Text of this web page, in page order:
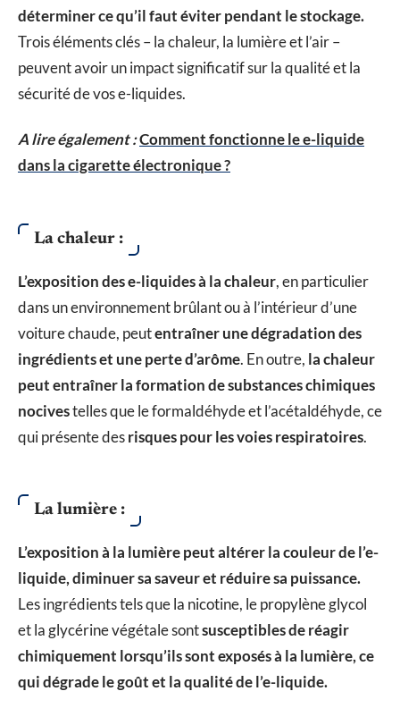
déterminer ce qu’il faut éviter pendant le stockage.
Trois éléments clés – la chaleur, la lumière et l’air –
peuvent avoir un impact significatif sur la qualité et la
sécurité de vos e-liquides.
A lire également :Comment fonctionne le e-liquide
dans la cigarette électronique ?
La chaleur :
L’exposition des e-liquides à la chaleur, en particulier
dans un environnement brûlant ou à l’intérieur d’une
voiture chaude, peutentraîner une dégradation des
ingrédients et une perte d’arôme. En outre, la chaleur
peut entraîner la formation de substances chimiques
nocivestelles que le formaldéhyde et l’acétaldéhyde, ce
qui présente desrisques pour les voies respiratoires.
La lumière :
L’exposition à la lumière peut altérer la couleur de l’e-
liquide, diminuer sa saveur et réduire sa puissance.
Les ingrédients tels que la nicotine, le propylène glycol
et la glycérine végétale sontsusceptibles de réagir
chimiquement lorsqu’ils sont exposés à la lumière, ce
qui dégrade le goût et la qualité de l’e-liquide.